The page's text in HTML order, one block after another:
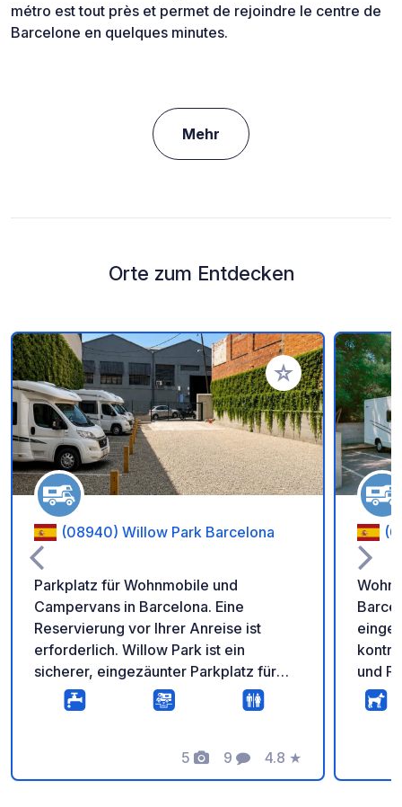
métro est tout près et permet de rejoindre le centre de
Barcelone en quelques minutes.
Mehr
Orte zum Entdecken
Zu Ihren Favoriten
(08940) Willow Park Barcelona
Parkplatz für Wohnmobile und
Campervans in Barcelona. Eine
Reservierung vor Ihrer Anreise ist
erforderlich. Willow Park ist ein
sicherer, eingezäunter Parkplatz für
Reisende mit Wohnmobilen und
Campervans, die einen ruhigen Ort
Besuch Barcelonas suchen. Wir
befinden uns in einer sehr gut
5
Fotos
9
Kommentare
4.8
Bewertung
★
Barcelona
und
der
1